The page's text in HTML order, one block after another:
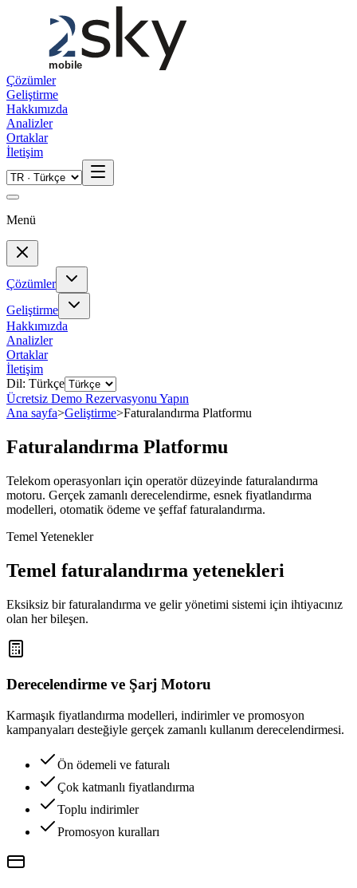
Skip to main content
Çözümler
Geliştirme
Hakkımızda
Analizler
Ortaklar
İletişim
Menü
Çözümler
Geliştirme
Hakkımızda
Analizler
Ortaklar
İletişim
Dil: Türkçe
Ücretsiz Demo Rezervasyonu Yapın
Ana sayfa>Geliştirme>Faturalandırma Platformu
Faturalandırma Platformu
Telekom operasyonları için operatör düzeyinde faturalandırma
motoru. Gerçek zamanlı derecelendirme, esnek fiyatlandırma
modelleri, otomatik ödeme ve şeffaf faturalandırma.
Temel Yetenekler
Temel faturalandırma yetenekleri
Eksiksiz bir faturalandırma ve gelir yönetimi sistemi için ihtiyacınız
olan her bileşen.
Derecelendirme ve Şarj Motoru
Karmaşık fiyatlandırma modelleri, indirimler ve promosyon
kampanyaları desteğiyle gerçek zamanlı kullanım derecelendirmesi.
Ön ödemeli ve faturalı
Çok katmanlı fiyatlandırma
Toplu indirimler
Promosyon kuralları